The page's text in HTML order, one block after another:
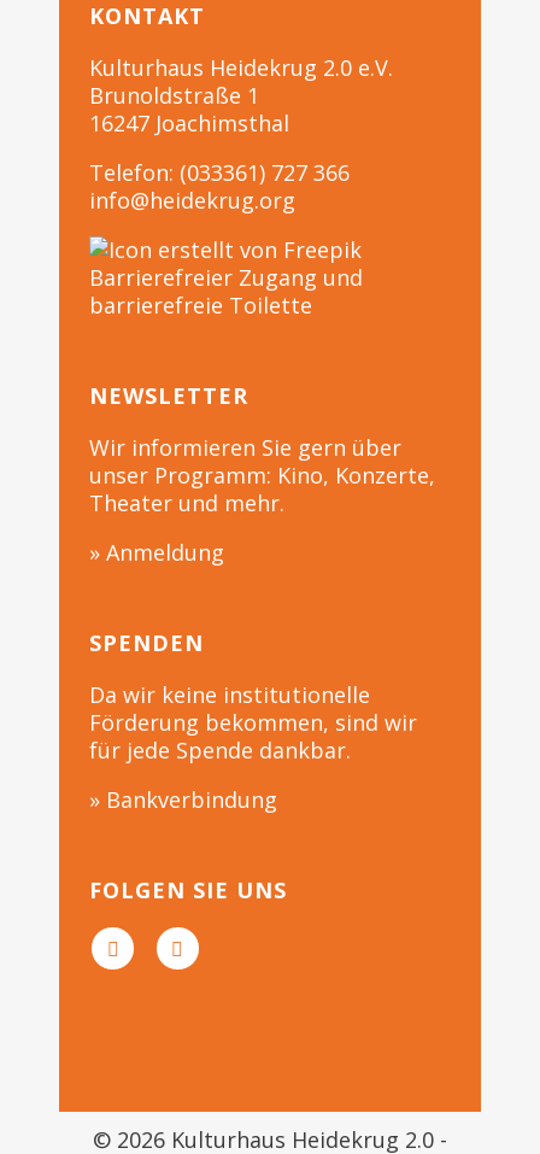
KONTAKT
Kulturhaus Heidekrug 2.0 e.V.
Brunoldstraße 1
16247 Joachimsthal
Telefon: (033361) 727 366
info@heidekrug.org
Barrierefreier Zugang und
barrierefreie Toilette
NEWSLETTER
Wir informieren Sie gern über
unser Programm: Kino, Konzerte,
Theater und mehr.
» Anmeldung
SPENDEN
Da wir keine institutionelle
Förderung bekommen, sind wir
für jede Spende dankbar.
» Bankverbindung
FOLGEN SIE UNS
© 2026 Kulturhaus Heidekrug 2.0 -